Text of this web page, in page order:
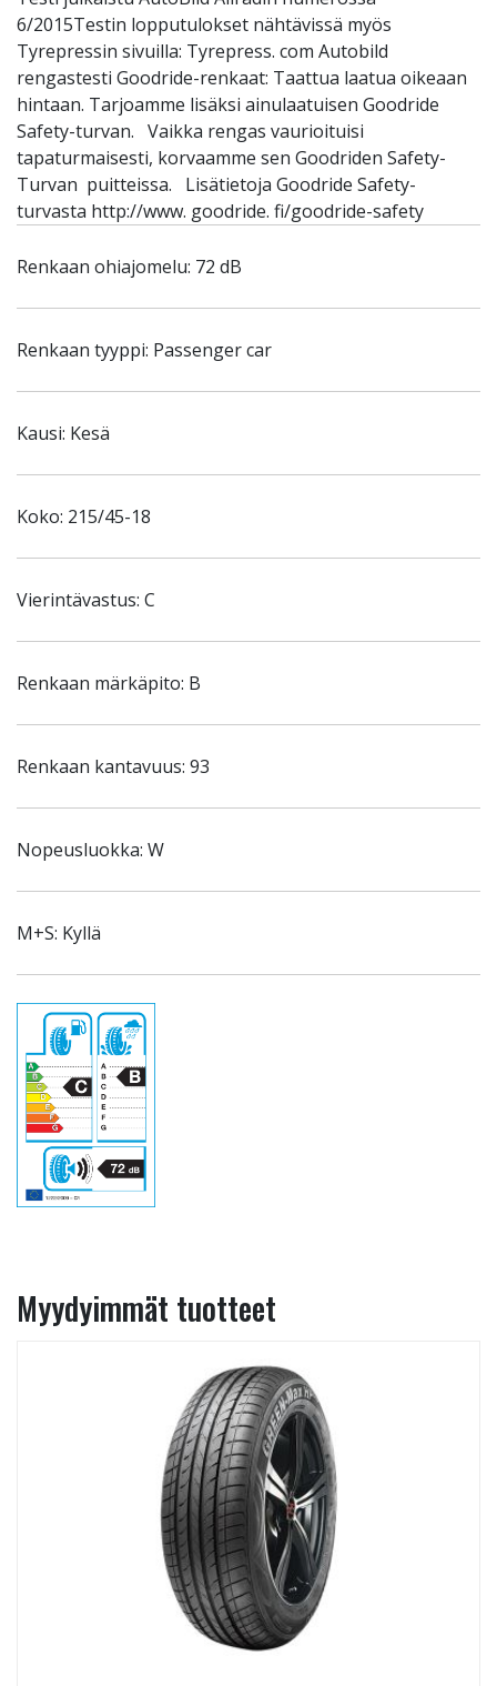
6/2015Testin lopputulokset nähtävissä myös
Tyrepressin sivuilla: Tyrepress. com Autobild
rengastesti Goodride-renkaat: Taattua laatua oikeaan
hintaan. Tarjoamme lisäksi ainulaatuisen Goodride
Safety-turvan. Vaikka rengas vaurioituisi
tapaturmaisesti, korvaamme sen Goodriden Safety-
Turvan puitteissa. Lisätietoja Goodride Safety-
turvasta http://www. goodride. fi/goodride-safety
Renkaan ohiajomelu: 72 dB
Renkaan tyyppi: Passenger car
Kausi: Kesä
Koko: 215/45-18
Vierintävastus: C
Renkaan märkäpito: B
Renkaan kantavuus: 93
Nopeusluokka: W
M+S: Kyllä
Myydyimmät tuotteet